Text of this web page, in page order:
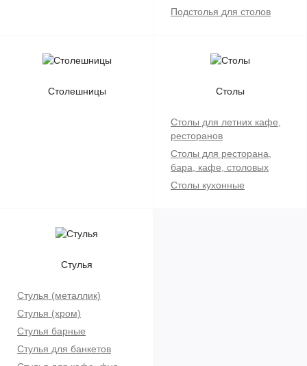
Подстолья для столов
Столешницы Столы
Столы для летних кафе,
ресторанов
Столы для ресторана,
бара, кафе, столовых
Столы кухонные
Стулья
Стулья (металлик)
Стулья (хром)
Стулья барные
Стулья для банкетов